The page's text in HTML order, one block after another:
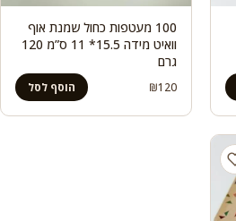
100 מעטפות כחול שמנת אוף
וואיט מידה 15.5* 11 ס”מ 120
גרם
₪120 הוסף לסל